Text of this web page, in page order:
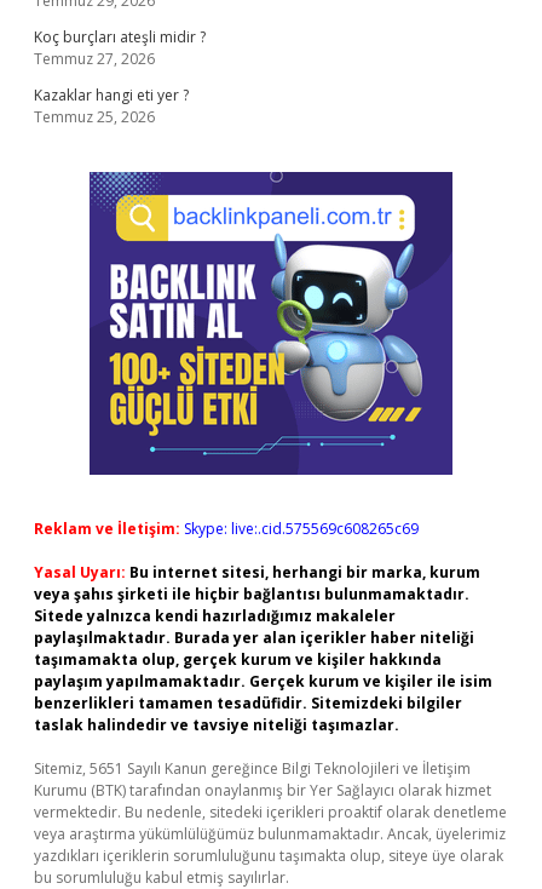
Koç burçları ateşli midir ?
Temmuz 27, 2026
Kazaklar hangi eti yer ?
Temmuz 25, 2026
Reklam ve İletişim: Skype: live:.cid.575569c608265c69
Yasal Uyarı: Bu internet sitesi, herhangi bir marka, kurum
veya şahıs şirketi ile hiçbir bağlantısı bulunmamaktadır.
Sitede yalnızca kendi hazırladığımız makaleler
paylaşılmaktadır. Burada yer alan içerikler haber niteliği
taşımamakta olup, gerçek kurum ve kişiler hakkında
paylaşım yapılmamaktadır. Gerçek kurum ve kişiler ile isim
benzerlikleri tamamen tesadüfidir. Sitemizdeki bilgiler
taslak halindedir ve tavsiye niteliği taşımazlar.
Sitemiz, 5651 Sayılı Kanun gereğince Bilgi Teknolojileri ve İletişim
Kurumu (BTK) tarafından onaylanmış bir Yer Sağlayıcı olarak hizmet
vermektedir. Bu nedenle, sitedeki içerikleri proaktif olarak denetleme
veya araştırma yükümlülüğümüz bulunmamaktadır. Ancak, üyelerimiz
yazdıkları içeriklerin sorumluluğunu taşımakta olup, siteye üye olarak
bu sorumluluğu kabul etmiş sayılırlar.